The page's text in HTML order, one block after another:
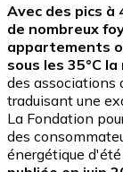
Avec des pics à
de nombreux
appartements
sous les 35°C la
des associations
traduisant une
La Fondation
des
énergétique